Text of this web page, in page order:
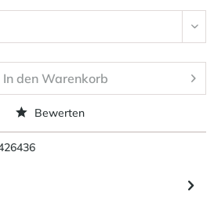
In den Warenkorb
Bewerten